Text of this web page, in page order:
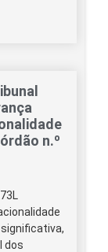
n.º
dos